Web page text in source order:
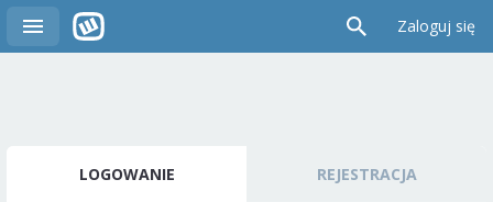
Zaloguj się
LOGOWANIE REJESTRACJA